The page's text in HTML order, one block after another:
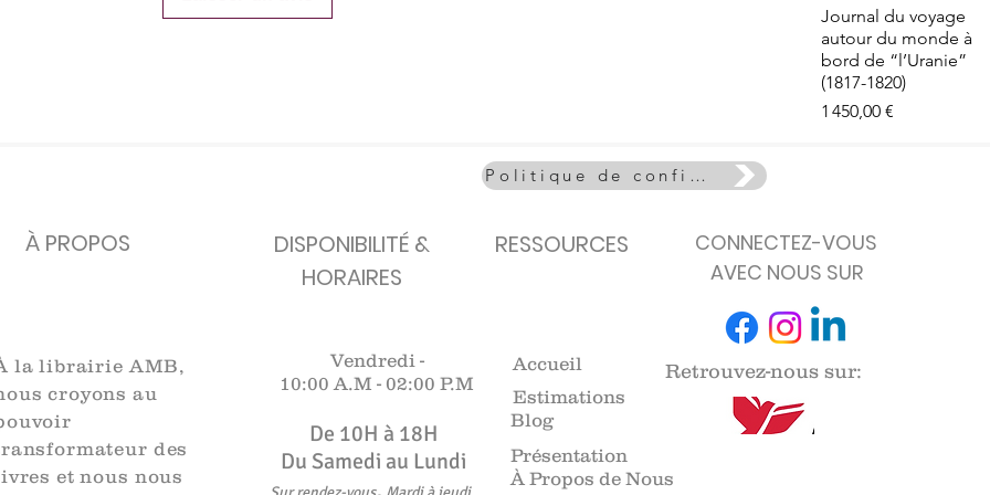
Aperçu rapide
Journal du voyage
autour du monde à
bord de “l’Uranie”
(1817-1820)
Prix
1 450,00 €
Politique de confidentialité
À PROPOS
DISPONIBILITÉ &
HORAIRES
RESSOURCES
CONNECTEZ-VOUS
AVEC NOUS SUR
la librairie AMB,
croyons au
des
et nous nous
Vendredi -
10:00 A.M - 02:00 P.M
De 10H à 18H​​​
Du Samedi au Lundi
,
Accueil
Estimations
Blog
Retrouvez-nous sur:
Présentation
À Propos de Nous